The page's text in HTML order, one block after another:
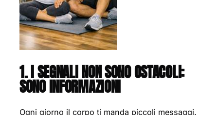
1. I SEGNALI NON SONO OSTACOLI:
SONO INFORMAZIONI
Ogni giorno il corpo ti manda piccoli messaggi.